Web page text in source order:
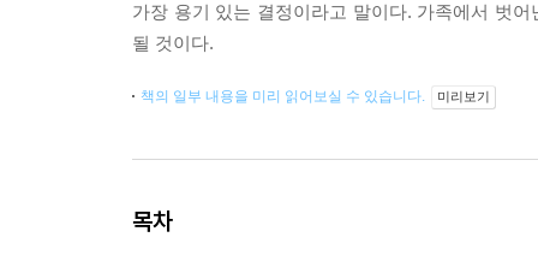
가장 용기 있는 결정이라고 말이다. 가족에서 벗
될 것이다.
책의 일부 내용을 미리 읽어보실 수 있습니다. 미리보기
목차